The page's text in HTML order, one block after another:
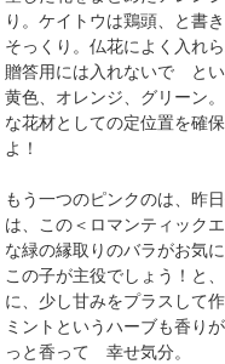
り。ケイトウは鶏頭、と書
そっくり。仏花によく入れ
贈答用には入れないで とい
黄色、オレンジ、グリーン
な花材としての定位置を確
よ！
もう一つのピンクのは、昨
は、この＜ロマンティック
な緑の縁取りのバラがお気
この子が主役でしょう！と
に、少し甘みをプラスして
ミントというハーブも香り
っと香って 幸せ気分。